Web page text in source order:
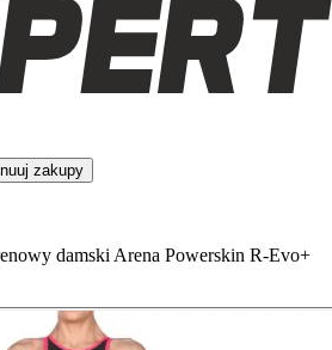
zakupy
damski Arena Powerskin R-Evo+